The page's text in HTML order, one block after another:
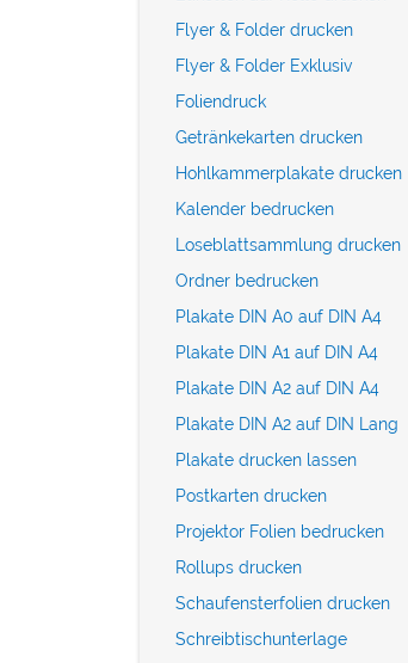
Flyer & Folder drucken
Flyer & Folder Exklusiv
Foliendruck
Getränkekarten drucken
Hohlkammerplakate drucken
Kalender bedrucken
Loseblattsammlung drucken
Ordner bedrucken
Plakate DIN A0 auf DIN A4
Plakate DIN A1 auf DIN A4
Plakate DIN A2 auf DIN A4
Plakate DIN A2 auf DIN Lang
Plakate drucken lassen
Postkarten drucken
Projektor Folien bedrucken
Rollups drucken
Schaufensterfolien drucken
Schreibtischunterlage